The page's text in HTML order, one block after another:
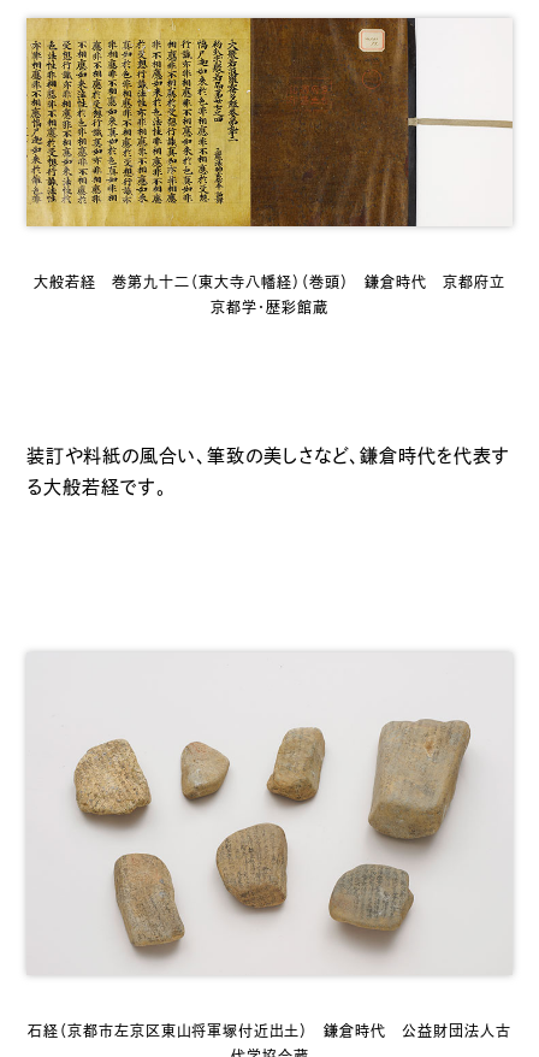
大般若経 巻第九十二（東大寺八幡経）（巻頭） 鎌倉時代 京都府立
京都学・歴彩館蔵
装訂や料紙の風合い、筆致の美しさなど、鎌倉時代を代表す
る大般若経です。
石経（京都市左京区東山将軍塚付近出土） 鎌倉時代 公益財団法人古